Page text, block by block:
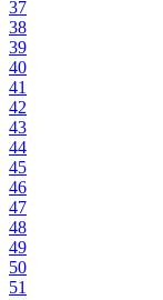
37
38
39
40
41
42
43
44
45
46
47
48
49
50
51